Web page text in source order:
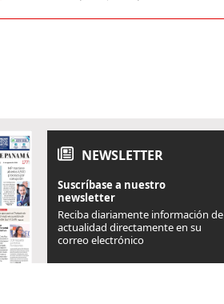
NEWSLETTER
Suscríbase a nuestro
newsletter
Reciba diariamente información de
actualidad directamente en su
correo electrónico